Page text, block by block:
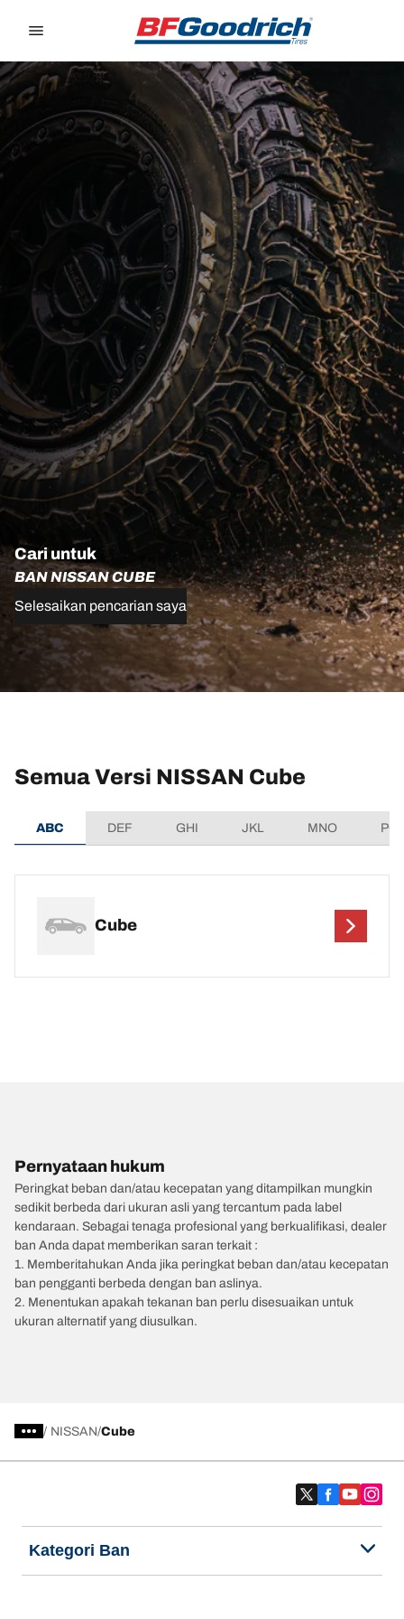
Cari untuk
BAN NISSAN CUBE
Selesaikan pencarian saya
Semua Versi NISSAN Cube
ABC DEF GHI JKL MNO
Cube
Pernyataan hukum
Peringkat beban dan/atau kecepatan yang ditampilkan mungkin
sedikit berbeda dari ukuran asli yang tercantum pada label
kendaraan. Sebagai tenaga profesional yang berkualifikasi, dealer
ban Anda dapat memberikan saran terkait :
1. Memberitahukan Anda jika peringkat beban dan/atau kecepatan
ban pengganti berbeda dengan ban aslinya.
2. Menentukan apakah tekanan ban perlu disesuaikan untuk
ukuran alternatif yang diusulkan.
/ NISSAN Cube
Kategori Ban